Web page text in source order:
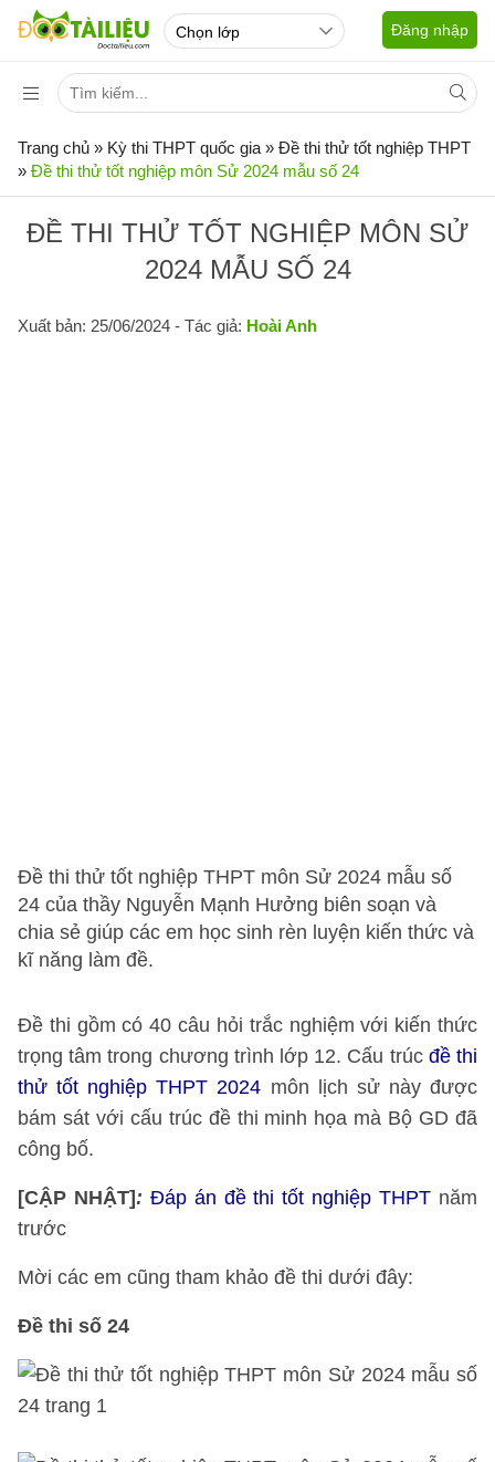
Đăng nhập
Trang chủ » Kỳ thi THPT quốc gia » Đề thi thử tốt nghiệp THPT
» Đề thi thử tốt nghiệp môn Sử 2024 mẫu số 24
ĐỀ THI THỬ TỐT NGHIỆP MÔN SỬ
2024 MẪU SỐ 24
Xuất bản: 25/06/2024 - Tác giả: Hoài Anh
Đề thi thử tốt nghiệp THPT môn Sử 2024 mẫu số
24 của thầy Nguyễn Mạnh Hưởng biên soạn và
chia sẻ giúp các em học sinh rèn luyện kiến thức và
kĩ năng làm đề.
Đề thi gồm có 40 câu hỏi trắc nghiệm với kiến thức
trọng tâm trong chương trình lớp 12. Cấu trúc đề thi
thử tốt nghiệp THPT 2024 môn lịch sử này được
bám sát với cấu trúc đề thi minh họa mà Bộ GD đã
công bố.
[CẬP NHẬT]: Đáp án đề thi tốt nghiệp THPT năm
trước
Mời các em cũng tham khảo đề thi dưới đây:
Đề thi số 24